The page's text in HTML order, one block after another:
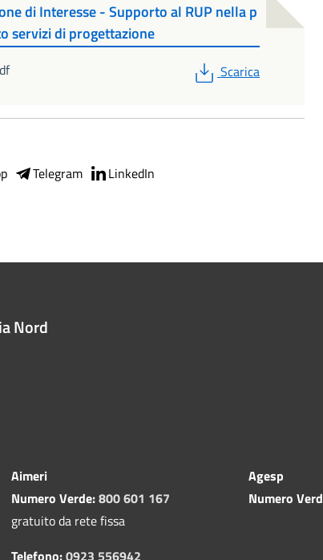
di Interesse - Supporto al RUP nella p
servizi di progettazione
PDF
Scarica
Telegram LinkedIn
Nord
Aimeri
Numero Verde:800 601 167
gratuito da rete fissa
Telefono:0923 556942
Agesp
Numero